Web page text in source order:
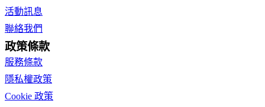
活動訊息
聯絡我們
政策條款
服務條款
隱私權政策
Cookie 政策